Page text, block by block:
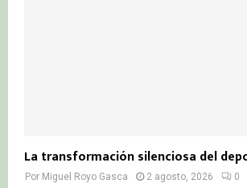
La transformación silenciosa del
Por Miguel Royo Gasca 2 agosto, 2026 0